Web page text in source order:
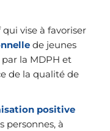
qui vise à favoriser
de jeunes
par la MDPH et
de la qualité de
positive
personnes, à